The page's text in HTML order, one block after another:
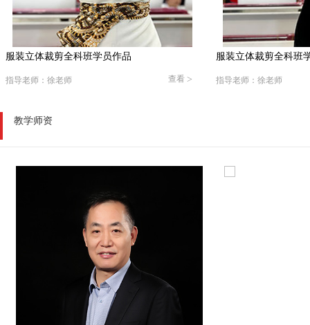
查看>
服装立体裁剪全科班学员作品
查看>
教学师资